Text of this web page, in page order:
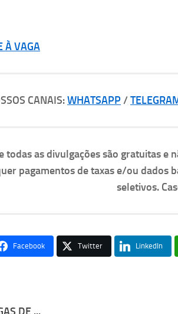
À VAGA
CANAIS:WHATSAPP/
todas as divulgações são gratuitas e
pagamentos de taxas e/ou dados
seletivos.
Facebook Twitter LinkedIn